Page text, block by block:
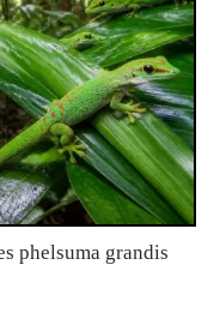
phelsuma grandis